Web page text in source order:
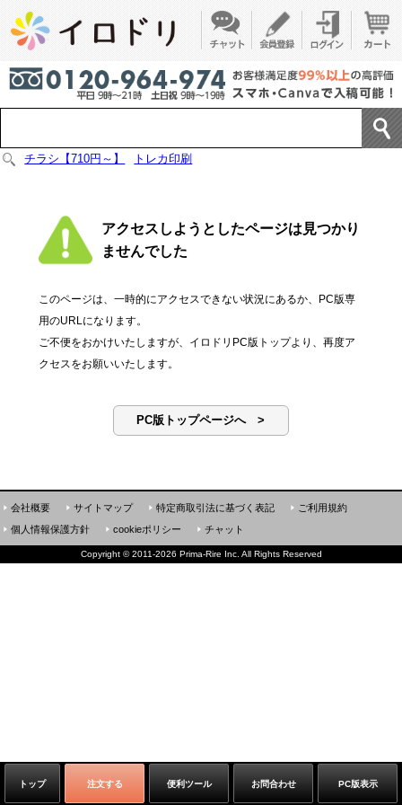
チラシ【710円～】 トレカ印刷
アクセスしようとしたページは見つかり
ませんでした
このページは、一時的にアクセスできない状況にあるか、PC版専
用のURLになります。
ご不便をおかけいたしますが、イロドリPC版トップより、再度ア
クセスをお願いいたします。
PC版トップページへ >
トップ 注文する 便利ツール お問合わせ PC版表示
会社概要 サイトマップ 特定商取引法に基づく表記
ご利用規約
個人情報保護方針
cookieポリシー チャット
Copyright ©2011-2026 Prima-Rire Inc. All Rights Reserved